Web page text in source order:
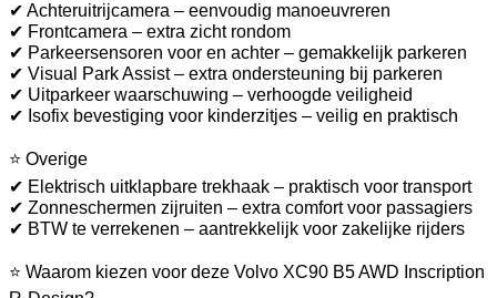
✔ Achteruitrijcamera – eenvoudig manoeuvreren
✔ Frontcamera – extra zicht rondom
✔ Parkeersensoren voor en achter – gemakkelijk parkeren
✔ Visual Park Assist – extra ondersteuning bij parkeren
✔ Uitparkeer waarschuwing – verhoogde veiligheid
✔ Isofix bevestiging voor kinderzitjes – veilig en praktisch
⭐ Overige
✔ Elektrisch uitklapbare trekhaak – praktisch voor transport
✔ Zonneschermen zijruiten – extra comfort voor passagiers
✔ BTW te verrekenen – aantrekkelijk voor zakelijke rijders
⭐ Waarom kiezen voor deze Volvo XC90 B5 AWD Inscription